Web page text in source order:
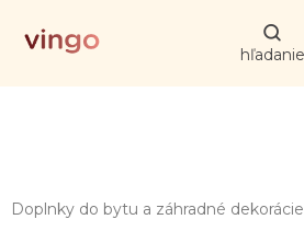
obsah
Doplnky do bytu a záhradné dekorácie